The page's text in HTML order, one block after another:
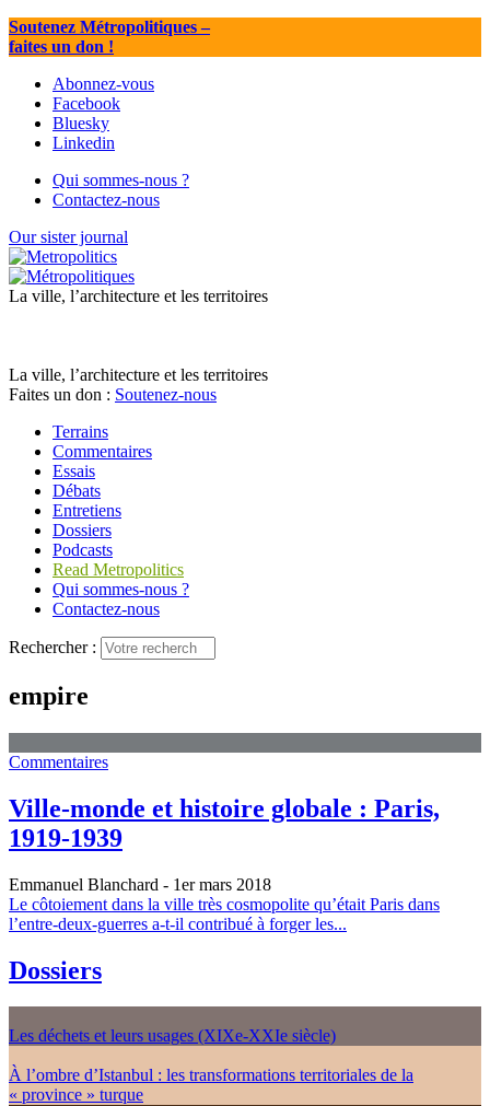
Soutenez Métropolitiques–
faites un don !
Abonnez-vous
Facebook
Bluesky
Linkedin
Qui sommes-nous ?
Contactez-nous
Our sister journal
La ville, l’architecture et les territoires
La ville, l’architecture et les territoires
Faites un don : Soutenez-nous
Terrains
Commentaires
Essais
Débats
Entretiens
Dossiers
Podcasts
Read Metropolitics
Qui sommes-nous ?
Contactez-nous
Rechercher :
empire
Commentaires
Ville-monde et histoire globale : Paris,
1919‑1939
Emmanuel Blanchard - 1er mars 2018
Le côtoiement dans la ville très cosmopolite qu’était Paris dans
l’entre-deux-guerres a-t-il contribué à forger les...
Dossiers
Les déchets et leurs usages (XIXe-XXIe siècle)
À l’ombre d’Istanbul : les transformations territoriales de la
« province » turque